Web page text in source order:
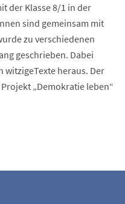
der Klasse 8/1 in der
sind gemeinsam mit
zu verschiedenen
geschrieben. Dabei
witzigeTexte heraus. Der
„Demokratie leben“